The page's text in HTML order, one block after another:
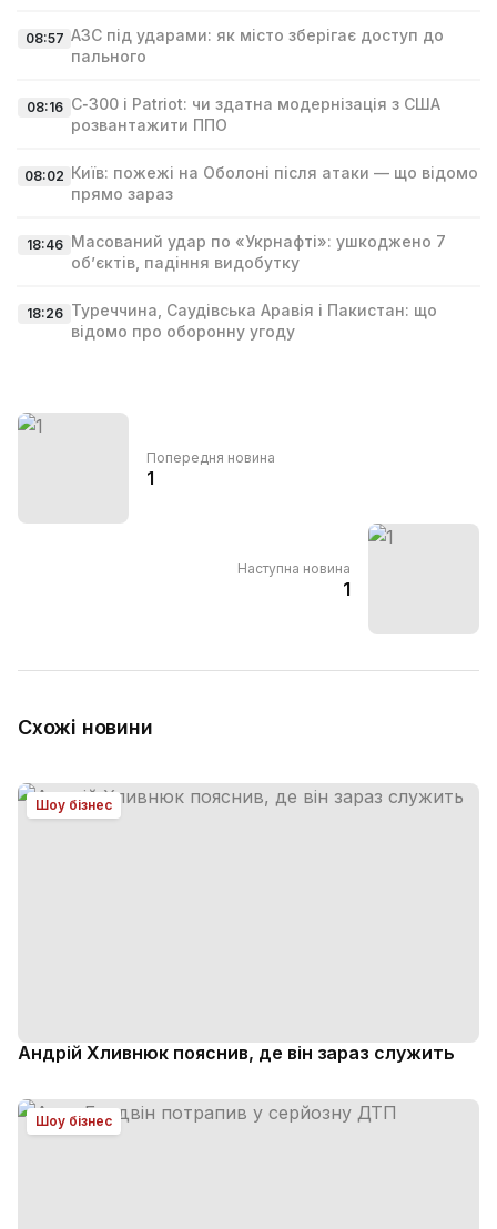
08:57 АЗС під ударами: як місто зберігає доступ до
пального
08:16 С‑300 і Patriot: чи здатна модернізація з США
розвантажити ППО
08:02 Київ: пожежі на Оболоні після атаки — що відомо
прямо зараз
18:46 Масований удар по «Укрнафті»: ушкоджено 7
об’єктів, падіння видобутку
18:26 Туреччина, Саудівська Аравія і Пакистан: що
відомо про оборонну угоду
Попередня новина
1
Наступна новина
1
Схожі новини
Шоу бізнес
Андрій Хливнюк пояснив, де він зараз служить
Шоу бізнес